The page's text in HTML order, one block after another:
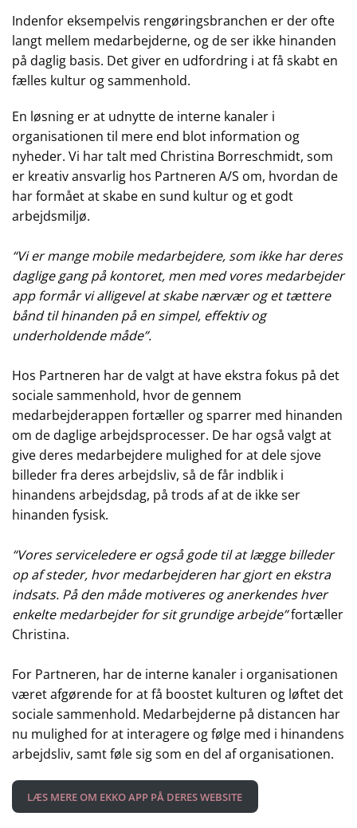
Indenfor eksempelvis rengøringsbranchen er der ofte
langt mellem medarbejderne, og de ser ikke hinanden
på daglig basis. Det giver en udfordring i at få skabt en
fælles kultur og sammenhold.
En løsning er at udnytte de interne kanaler i
organisationen til mere end blot information og
nyheder. Vi har talt med Christina Borreschmidt, som
er kreativ ansvarlig hos Partneren A/S om, hvordan de
har formået at skabe en sund kultur og et godt
arbejdsmiljø.
“Vi er mange mobile medarbejdere, som ikke har deres
daglige gang på kontoret, men med vores medarbejder
app formår vi alligevel at skabe nærvær og et tættere
bånd til hinanden på en simpel, effektiv og
underholdende måde”.
Hos Partneren har de valgt at have ekstra fokus på det
sociale sammenhold, hvor de gennem
medarbejderappen fortæller og sparrer med hinanden
om de daglige arbejdsprocesser. De har også valgt at
give deres medarbejdere mulighed for at dele sjove
billeder fra deres arbejdsliv, så de får indblik i
hinandens arbejdsdag, på trods af at de ikke ser
hinanden fysisk.
“Vores serviceledere er også gode til at lægge billeder
op af steder, hvor medarbejderen har gjort en ekstra
indsats. På den måde motiveres og anerkendes hver
enkelte medarbejder for sit grundige arbejde”fortæller
Christina.
For Partneren, har de interne kanaler i organisationen
været afgørende for at få boostet kulturen og løftet det
sociale sammenhold. Medarbejderne på distancen har
nu mulighed for at interagere og følge med i hinandens
arbejdsliv, samt føle sig som en del af organisationen.
LÆS MERE OM EKKO APP PÅ DERES WEBSITE